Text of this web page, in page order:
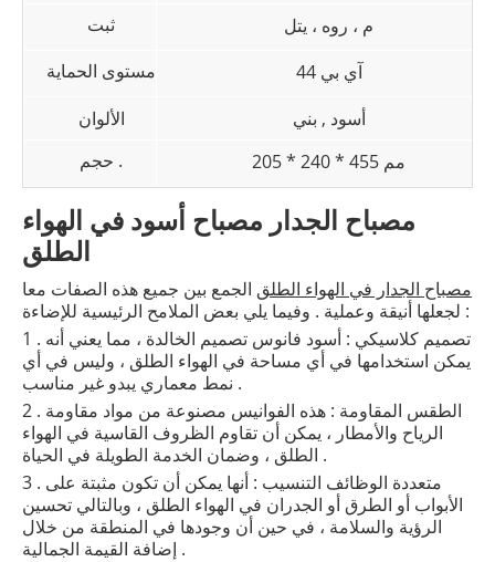
ثبت
م ، روه ، يتل
مستوى الحماية
آي بي 44
الألوان
أسود , بني
حجم .
205 * 240 * 455 مم
مصباح الجدار مصباح أسود في الهواء
الطلق
مصباح الجدار في الهواء الطلق الجمع بين جميع هذه الصفات معا
لجعلها أنيقة وعملية . وفيما يلي بعض الملامح الرئيسية للإضاءة :
1 . تصميم كلاسيكي : أسود فانوس تصميم الخالدة ، مما يعني أنه
يمكن استخدامها في أي مساحة في الهواء الطلق ، وليس في أي
نمط معماري يبدو غير مناسب .
2 . الطقس المقاومة : هذه الفوانيس مصنوعة من مواد مقاومة
الرياح والأمطار ، يمكن أن تقاوم الظروف القاسية في الهواء
الطلق ، وضمان الخدمة الطويلة في الحياة .
3 . متعددة الوظائف التنسيب : أنها يمكن أن تكون مثبتة على
الأبواب أو الطرق أو الجدران في الهواء الطلق ، وبالتالي تحسين
الرؤية والسلامة ، في حين أن وجودها في المنطقة من خلال
إضافة القيمة الجمالية .